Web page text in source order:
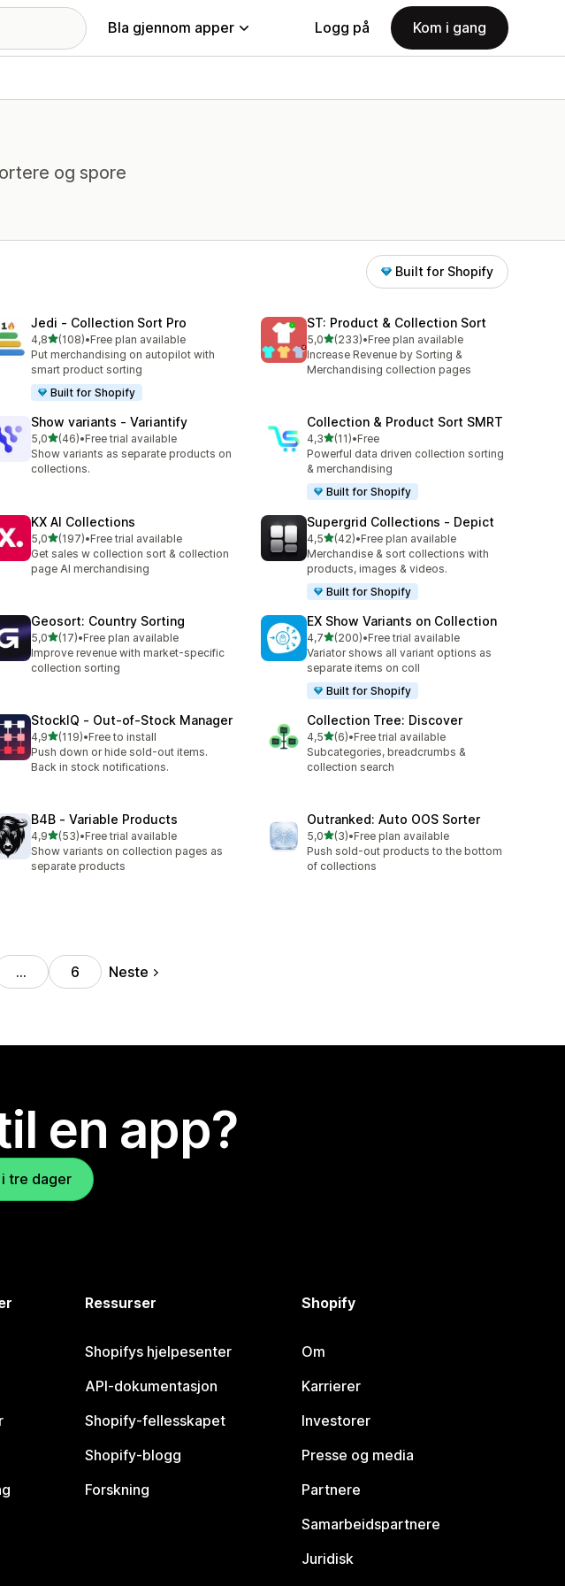
Bla gjennom apper Logg på Kom i gang
og spore
Built for Shopify
Jedi ‑ Collection Sort Pro
4,8av 5 stjerner
(108)
Totalt 108 omtaler
•Free plan available
Put merchandising on autopilot with
smart product sorting
Built for Shopify
ST: Product & Collection Sort
5,0av 5 stjerner
(233)
Totalt 233 omtaler
•Free plan available
Increase Revenue by Sorting &
Merchandising collection pages
Show variants ‑ Variantify
5,0av 5 stjerner
(46)
Totalt 46 omtaler
•Free trial available
Show variants as separate products on
collections.
Collection & Product Sort SMRT
4,3av 5 stjerner
(11)
Totalt 11 omtaler
•Free
Powerful data driven collection sorting
& merchandising
Built for Shopify
KX AI Collections
5,0av 5 stjerner
(197)
Totalt 197 omtaler
•Free trial available
Get sales w collection sort & collection
page AI merchandising
Supergrid Collections ‑ Depict
4,5av 5 stjerner
(42)
Totalt 42 omtaler
•Free plan available
Merchandise & sort collections with
products, images & videos.
Built for Shopify
Geosort: Country Sorting
5,0av 5 stjerner
(17)
Totalt 17 omtaler
•Free plan available
Improve revenue with market-specific
collection sorting
EX Show Variants on Collection
4,7av 5 stjerner
(200)
Totalt 200 omtaler
•Free trial available
Variator shows all variant options as
separate items on coll
Built for Shopify
StockIQ ‑ Out‑of‑Stock Manager
4,9av 5 stjerner
(119)
Totalt 119 omtaler
•Free to install
Push down or hide sold-out items.
Back in stock notifications.
Collection Tree: Discover
4,5av 5 stjerner
(6)
Totalt 6 omtaler
•Free trial available
Subcategories, breadcrumbs &
collection search
B4B ‑ Variable Products
4,9av 5 stjerner
(53)
Totalt 53 omtaler
•Free trial available
Show variants on collection pages as
separate products
Outranked: Auto OOS Sorter
5,0av 5 stjerner
(3)
Totalt 3 omtaler
•Free plan available
Push sold-out products to the bottom
of collections
… 6 Neste
en app?
tre dager
Ressurser
Shopifys hjelpesenter
API-dokumentasjon
Shopify-fellesskapet
Shopify-blogg
Forskning
Shopify
Om
Karrierer
Investorer
Presse og media
Partnere
Samarbeidspartnere
Juridisk